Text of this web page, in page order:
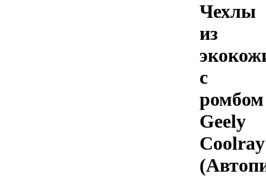
Чехлы
из
с
ромбом
Geely
Coolray